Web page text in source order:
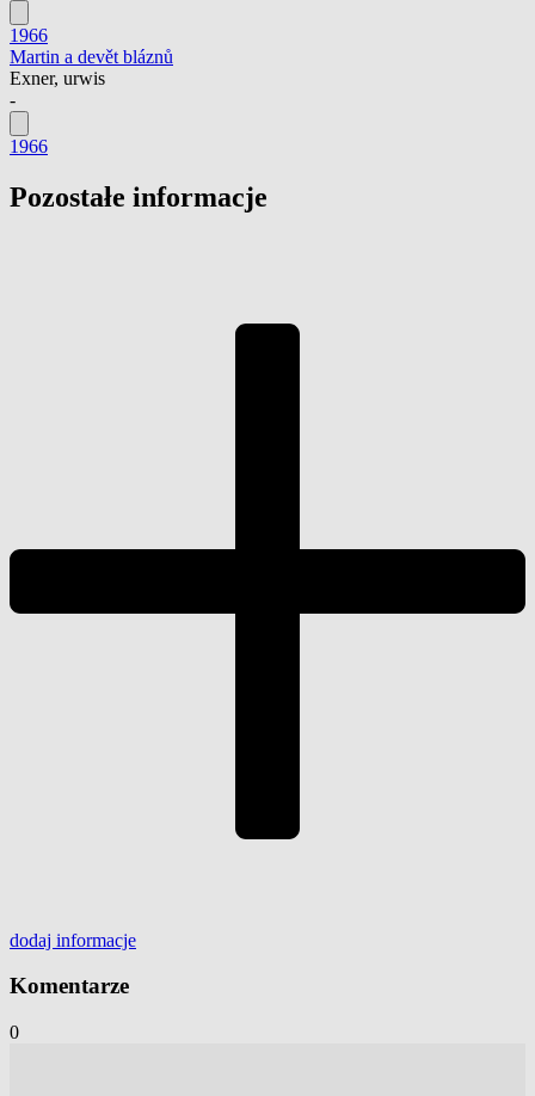
1966
Martin a devět bláznů
Exner, urwis
-
1966
Pozostałe informacje
dodaj informacje
Komentarze
0